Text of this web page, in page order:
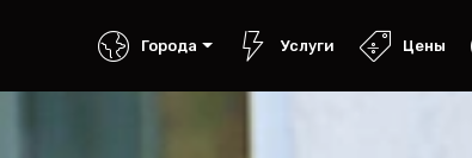
Города Услуги Цены